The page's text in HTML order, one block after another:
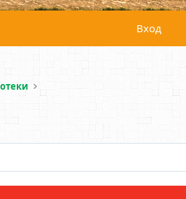
Вход